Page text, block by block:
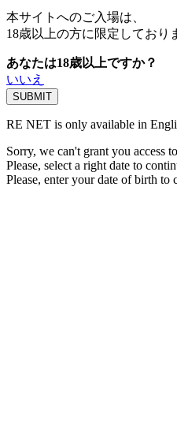
本サイトへのご入場は、
18歳以上の方に限定しており
あなたは18歳以上ですか？
いいえ
RE NET is only available in
Sorry, we can't grant you access
Please, select a right date to
Please, enter your date of birth to